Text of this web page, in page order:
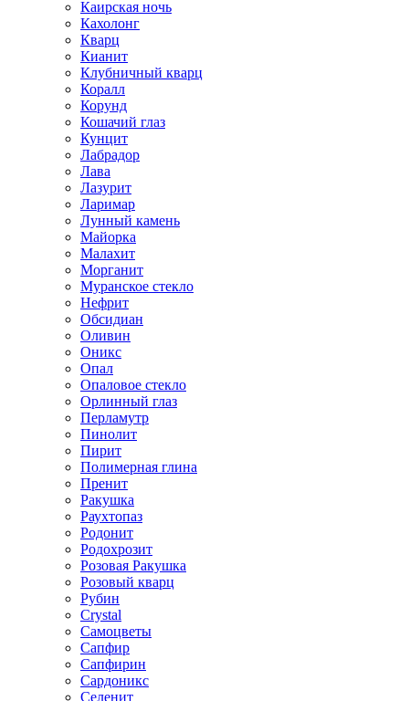
Каирская ночь
Кахолонг
Кварц
Кианит
Клубничный кварц
Коралл
Корунд
Кошачий глаз
Кунцит
Лабрадор
Лава
Лазурит
Ларимар
Лунный камень
Майорка
Малахит
Морганит
Муранское стекло
Нефрит
Обсидиан
Оливин
Оникс
Опал
Опаловое стекло
Орлинный глаз
Перламутр
Пинолит
Пирит
Полимерная глина
Пренит
Ракушка
Раухтопаз
Родонит
Родохрозит
Розовая Ракушка
Розовый кварц
Рубин
Сrystal
Самоцветы
Сапфир
Сапфирин
Сардоникс
Селенит